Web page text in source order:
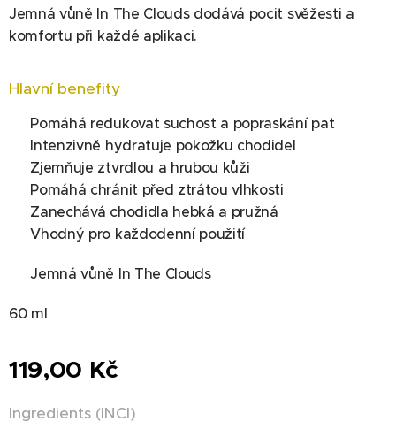
Jemná vůně In The Clouds dodává pocit svěžesti a
komfortu při každé aplikaci.
Hlavní benefity
✔ Pomáhá redukovat suchost a popraskání pat
✔ Intenzivně hydratuje pokožku chodidel
✔ Zjemňuje ztvrdlou a hrubou kůži
✔ Pomáhá chránit před ztrátou vlhkosti
✔ Zanechává chodidla hebká a pružná
✔ Vhodný pro každodenní použití
✔ Jemná vůně In The Clouds
60 ml
119,00 Kč
Ingredients (INCI)